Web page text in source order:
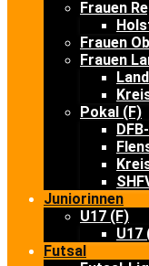
Frauen
Frauen
Frauen
Pokal (F)
Juniorinnen
U17 (F)
U17
Futsal